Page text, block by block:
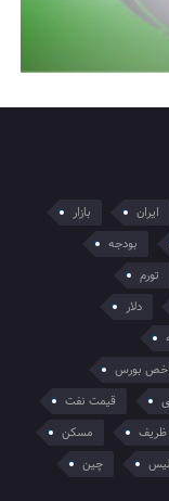
ایران
بازار
بودجه
تورم
دلار
بورس
قیمت نفت
ظریف
مسکن
چین